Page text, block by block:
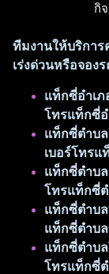
กิ
ทีมงานให้บริกา
เร่งด่วนหรือจอง
แท็กซี่อำเภ
โทรแท็กซี่
แท็กซี่ตำบล
เบอร์โทรแ
แท็กซี่ตำบล
โทรแท็กซี่ต
แท็กซี่ตำบล
แท็กซี่ตำบล
แท็กซี่ตำบล
โทรแท็กซี่